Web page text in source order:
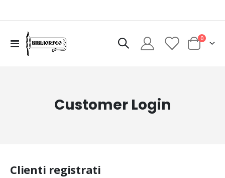
Toggle
Nav
Cart
0elementi
Customer Login
Clienti registrati